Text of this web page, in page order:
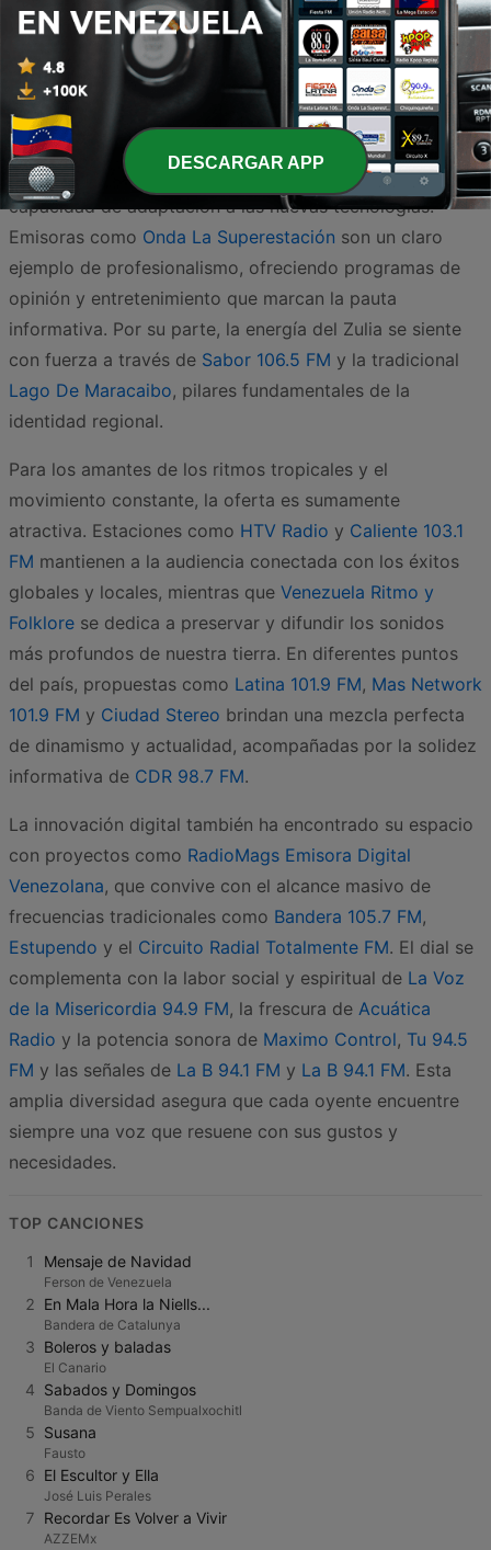
Venezuela posee una de las tradiciones radiales más
ricas y variadas de toda la región, con emisoras que
capturan la esencia de cada estado y ciudad. Desde la
capital hasta las zonas más remotas, el dial venezolano
se caracteriza por su cercanía con el oyente y su
capacidad de adaptación a las nuevas tecnologías.
Emisoras como Onda La Superestación son un claro
ejemplo de profesionalismo, ofreciendo programas de
opinión y entretenimiento que marcan la pauta
informativa. Por su parte, la energía del Zulia se siente
con fuerza a través de Sabor 106.5 FM y la tradicional
Lago De Maracaibo, pilares fundamentales de la
identidad regional.
Para los amantes de los ritmos tropicales y el
movimiento constante, la oferta es sumamente
atractiva. Estaciones como HTV Radio y Caliente 103.1
FM mantienen a la audiencia conectada con los éxitos
globales y locales, mientras que Venezuela Ritmo y
Folklore se dedica a preservar y difundir los sonidos
más profundos de nuestra tierra. En diferentes puntos
del país, propuestas como Latina 101.9 FM, Mas Network
101.9 FM y Ciudad Stereo brindan una mezcla perfecta
de dinamismo y actualidad, acompañadas por la solidez
informativa de CDR 98.7 FM.
La innovación digital también ha encontrado su espacio
con proyectos como RadioMags Emisora Digital
Venezolana, que convive con el alcance masivo de
frecuencias tradicionales como Bandera 105.7 FM,
Estupendo y el Circuito Radial Totalmente FM. El dial se
complementa con la labor social y espiritual de La Voz
de la Misericordia 94.9 FM, la frescura de Acuática
Radio y la potencia sonora de Maximo Control, Tu 94.5
FM y las señales de La B 94.1 FM y La B 94.1 FM. Esta
amplia diversidad asegura que cada oyente encuentre
siempre una voz que resuene con sus gustos y
necesidades.
TOP CANCIONES
1 Mensaje de Navidad
Ferson de Venezuela
2 En Mala Hora la Niells...
Bandera de Catalunya
3 Boleros y baladas
El Canario
4 Sabados y Domingos
Banda de Viento Sempualxochitl
5 Susana
Fausto
6 El Escultor y Ella
José Luis Perales
7 Recordar Es Volver a Vivir
AZZEMx
DESCARGAR APP